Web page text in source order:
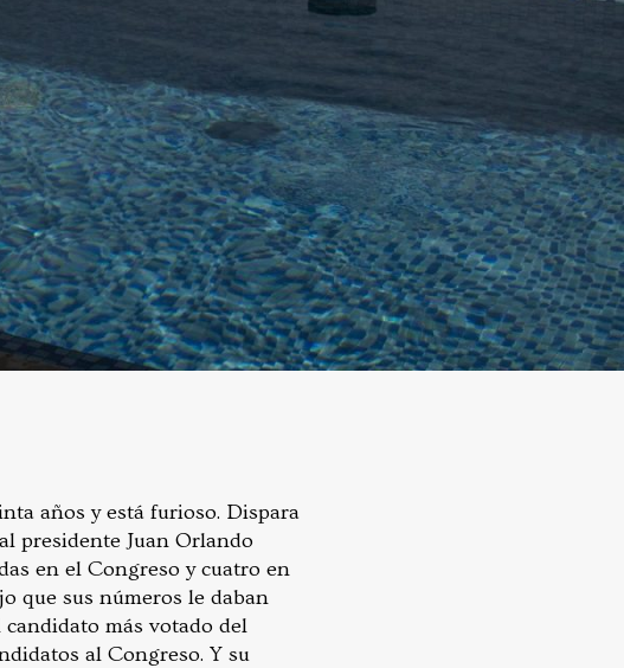
años y está furioso. Dispara
presidente Juan Orlando
en el Congreso y cuatro en
que sus números le daban
más votado del
al Congreso. Y su